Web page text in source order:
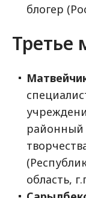
блогер
Третье
районный
область,